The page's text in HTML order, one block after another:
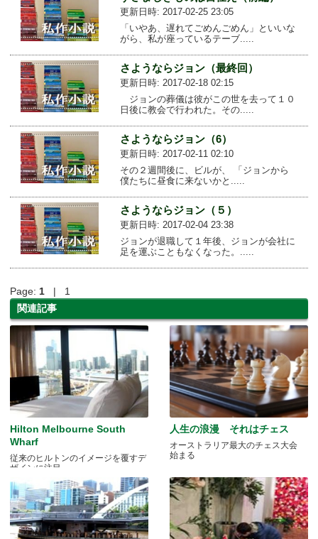
更新日時: 2017-02-25 23:05
「いやあ、遅れてごめんごめん」といいな
がら、私が座っているテーブ.....
さようならジョン（最終回）
更新日時: 2017-02-18 02:15
ジョンの葬儀は彼がこの世を去って１０
日後に教会で行われた。その.....
さようならジョン（6）
更新日時: 2017-02-11 02:10
その２週間後に、ビルが、 「ジョンから
僕たちに昼食に来ないかと.....
さようならジョン（５）
更新日時: 2017-02-04 23:38
ジョンが退職して１年後、ジョンが会社に
足を運ぶこともなくなった。.....
Page: 1 | 1
関連記事
Hilton Melbourne South
Wharf
従来のヒルトンのイメージを覆すデ
ザインに注目
人生の浪漫 それはチェス
オーストラリア最大のチェス大会
始まる